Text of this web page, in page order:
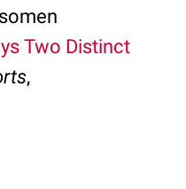
Two Distinct
,